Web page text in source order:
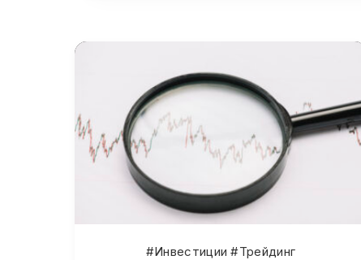
#Инвестиции #Трейдинг